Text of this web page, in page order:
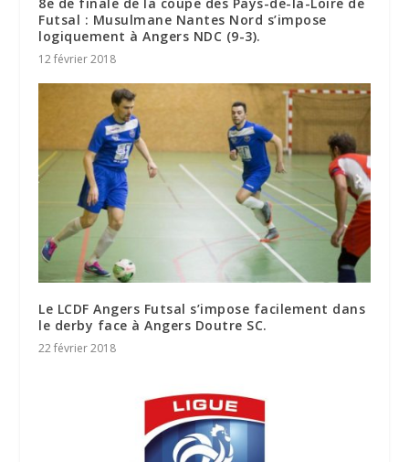
Futsal : Musulmane Nantes Nord s’impose
logiquement à Angers NDC (9-3).
12 février 2018
Le LCDF Angers Futsal s’impose facilement dans
le derby face à Angers Doutre SC.
22 février 2018